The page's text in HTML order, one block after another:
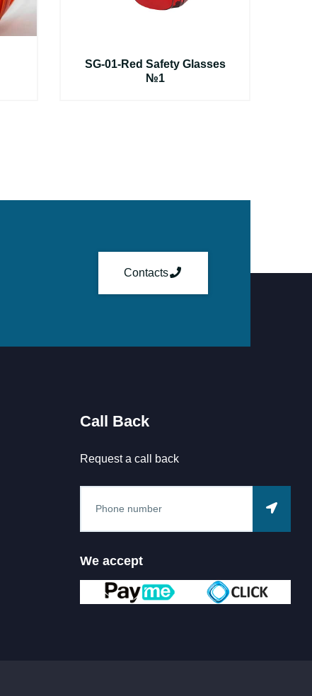
SG-01-Red Safety Glasses
№1
Contacts
Call Back
Request a call back
We accept